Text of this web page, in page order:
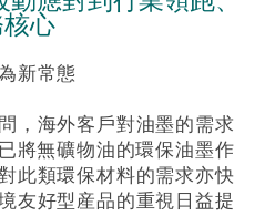
心
新常態
，海外客戶對油墨的需求
將無礦物油的環保油墨作
此類環保材料的需求亦快
友好型産品的重視日益提